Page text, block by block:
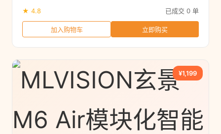
★ 4.8 已成交 0 单
加入购物车 立即购买
¥1,199